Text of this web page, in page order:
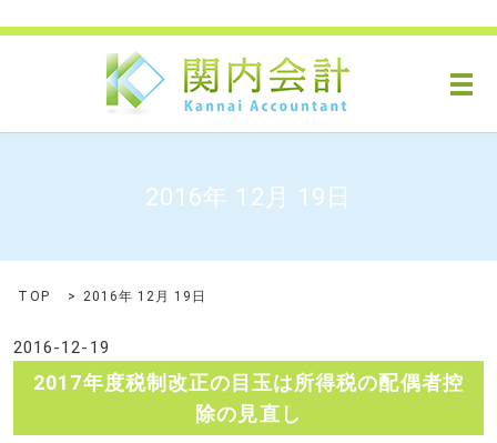
メ
2016年 12月 19日
TOP 2016年 12月 19日
2016-12-19
2017年度税制改正の目玉は所得税の配偶者控
除の見直し